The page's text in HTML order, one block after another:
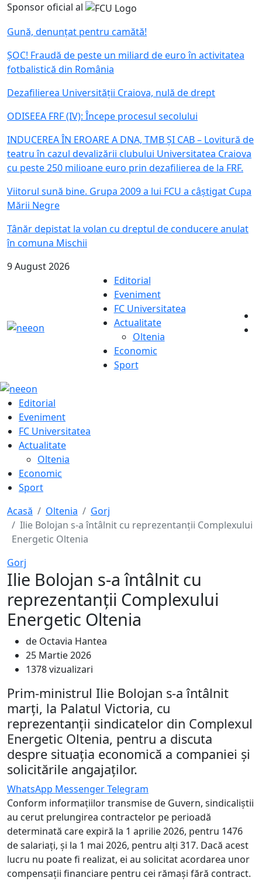
Sponsor oficial al
Gună, denunțat pentru camătă!
ȘOC! Fraudă de peste un miliard de euro în activitatea
fotbalistică din România
Dezafilierea Universității Craiova, nulă de drept
ODISEEA FRF (IV): Începe procesul secolului
INDUCEREA ÎN EROARE A DNA, TMB ȘI CAB – Lovitură de
teatru în cazul devalizării clubului Universitatea Craiova
cu peste 250 milioane euro prin dezafilierea de la FRF.
Viitorul sună bine. Grupa 2009 a lui FCU a câștigat Cupa
Mării Negre
Tânăr depistat la volan cu dreptul de conducere anulat
în comuna Mischii
9 August 2026
Editorial
Eveniment
FC Universitatea
Actualitate
Oltenia
Economic
Sport
Editorial
Eveniment
FC Universitatea
Actualitate
Oltenia
Economic
Sport
Acasă
Oltenia
Gorj
Ilie Bolojan s-a întâlnit cu reprezentanții Complexului
Energetic Oltenia
Gorj
Ilie Bolojan s-a întâlnit cu
reprezentanții Complexului
Energetic Oltenia
de Octavia Hantea
25 Martie 2026
1378 vizualizari
Prim-ministrul Ilie Bolojan s-a întâlnit
marți, la Palatul Victoria, cu
reprezentanții sindicatelor din Complexul
Energetic Oltenia, pentru a discuta
despre situația economică a companiei și
solicitările angajaților.
WhatsApp MessengerTelegram
Conform informațiilor transmise de Guvern, sindicaliștii
au cerut prelungirea contractelor pe perioadă
determinată care expiră la 1 aprilie 2026, pentru 1476
de salariați, și la 1 mai 2026, pentru alți 317. Dacă acest
lucru nu poate fi realizat, ei au solicitat acordarea unor
compensații financiare pentru cei rămași fără contract.